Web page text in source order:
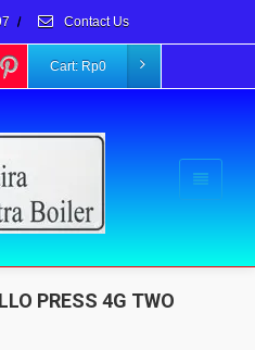
/ Contact Us
Cart: Rp0
PRESS 4G TWO